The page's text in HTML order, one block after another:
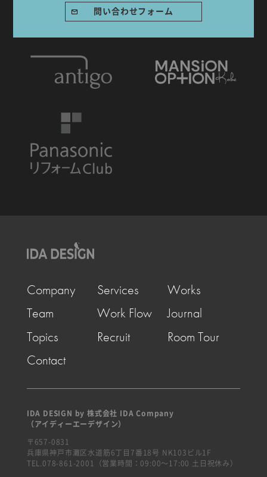
問い合わせフォーム
Company Services
Works
Team
Work Flow
Journal
Topics
Recruit
Room Tour
Contact
IDA DESIGN by 株式会社 IDA Company
（アイディーエーデザイン）
〒657-0831
兵庫県神戸市灘区水道筋6丁目7番18号 NK103ビル1F
TEL.078-861-2001（営業時間：09:00〜17:00 土日祝休み）
TEL.078-861-2001（営業時間：09:00〜17:00 土日祝休み）